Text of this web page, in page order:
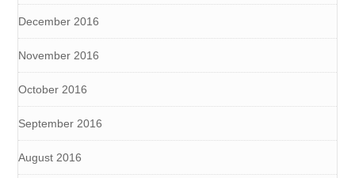
December 2016
November 2016
October 2016
September 2016
August 2016